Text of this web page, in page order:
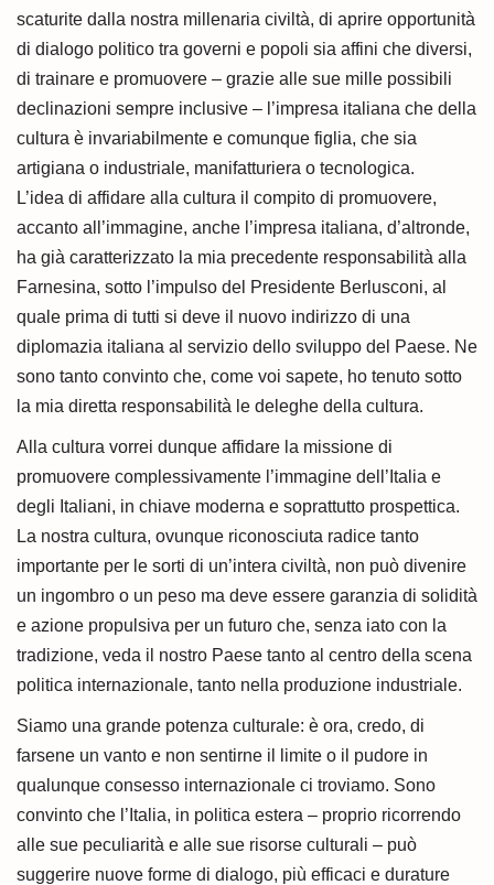
scaturite dalla nostra millenaria civiltà, di aprire opportunità
di dialogo politico tra governi e popoli sia affini che diversi,
di trainare e promuovere – grazie alle sue mille possibili
declinazioni sempre inclusive – l’impresa italiana che della
cultura è invariabilmente e comunque figlia, che sia
artigiana o industriale, manifatturiera o tecnologica.
L’idea di affidare alla cultura il compito di promuovere,
accanto all’immagine, anche l’impresa italiana, d’altronde,
ha già caratterizzato la mia precedente responsabilità alla
Farnesina, sotto l’impulso del Presidente Berlusconi, al
quale prima di tutti si deve il nuovo indirizzo di una
diplomazia italiana al servizio dello sviluppo del Paese. Ne
sono tanto convinto che, come voi sapete, ho tenuto sotto
la mia diretta responsabilità le deleghe della cultura.
Alla cultura vorrei dunque affidare la missione di
promuovere complessivamente l’immagine dell’Italia e
degli Italiani, in chiave moderna e soprattutto prospettica.
La nostra cultura, ovunque riconosciuta radice tanto
importante per le sorti di un’intera civiltà, non può divenire
un ingombro o un peso ma deve essere garanzia di solidità
e azione propulsiva per un futuro che, senza iato con la
tradizione, veda il nostro Paese tanto al centro della scena
politica internazionale, tanto nella produzione industriale.
Siamo una grande potenza culturale: è ora, credo, di
farsene un vanto e non sentirne il limite o il pudore in
qualunque consesso internazionale ci troviamo. Sono
convinto che l’Italia, in politica estera – proprio ricorrendo
alle sue peculiarità e alle sue risorse culturali – può
suggerire nuove forme di dialogo, più efficaci e durature